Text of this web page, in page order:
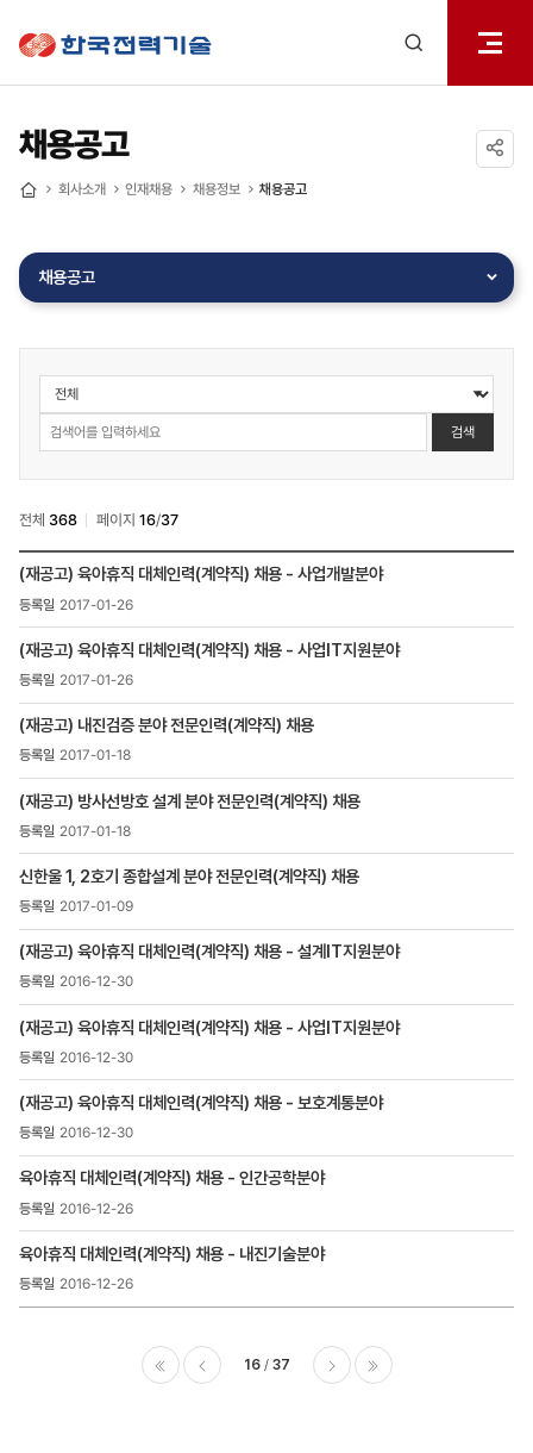
열기
채용공고
회사소개 인재채용 채용정보 채용공고
채용공고
인재채용
>
채용정보
>
채용공고
검색
전체 368 페이지 16/37
인재채용
>
채용정보
>
채용공고
목록
번호,
등록일
첨부파일
,
조회수
(재공고) 육아휴직 대체인력(계약직) 채용 - 사업개발분야
2017-01-26
(재공고) 육아휴직 대체인력(계약직) 채용 - 사업IT지원분야
2017-01-26
(재공고) 내진검증 분야 전문인력(계약직) 채용
2017-01-18
(재공고) 방사선방호 설계 분야 전문인력(계약직) 채용
2017-01-18
신한울 1, 2호기 종합설계 분야 전문인력(계약직) 채용
2017-01-09
(재공고) 육아휴직 대체인력(계약직) 채용 - 설계IT지원분야
2016-12-30
(재공고) 육아휴직 대체인력(계약직) 채용 - 사업IT지원분야
2016-12-30
(재공고) 육아휴직 대체인력(계약직) 채용 - 보호계통분야
2016-12-30
육아휴직 대체인력(계약직) 채용 - 인간공학분야
2016-12-26
육아휴직 대체인력(계약직) 채용 - 내진기술분야
2016-12-26
16 37